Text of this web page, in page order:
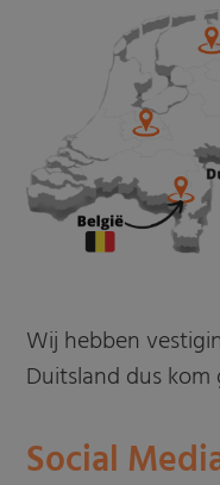
Wij hebben
Duitsland dus kom
Social